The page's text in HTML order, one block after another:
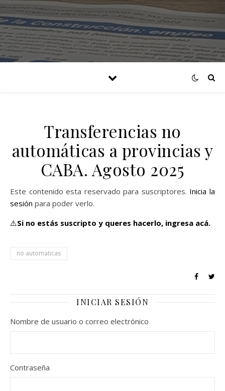
Transferencias no
automáticas a provincias y
CABA. Agosto 2025
Este contenido esta reservado para suscriptores. Inicia la
sesión para poder verlo.
⚠️Si no estás suscripto y queres hacerlo, ingresa acá.
no automaticas
INICIAR SESIÓN
Nombre de usuario o correo electrónico
Contraseña